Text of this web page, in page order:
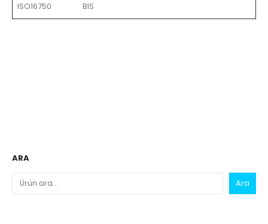
ISO16750 BIS
ARA
Ara